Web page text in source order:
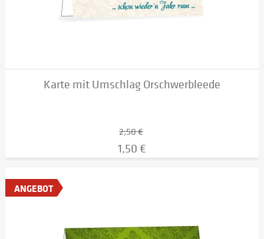
Karte mit Umschlag Orschwerbleede
2,50 €
1,50 €
ANGEBOT